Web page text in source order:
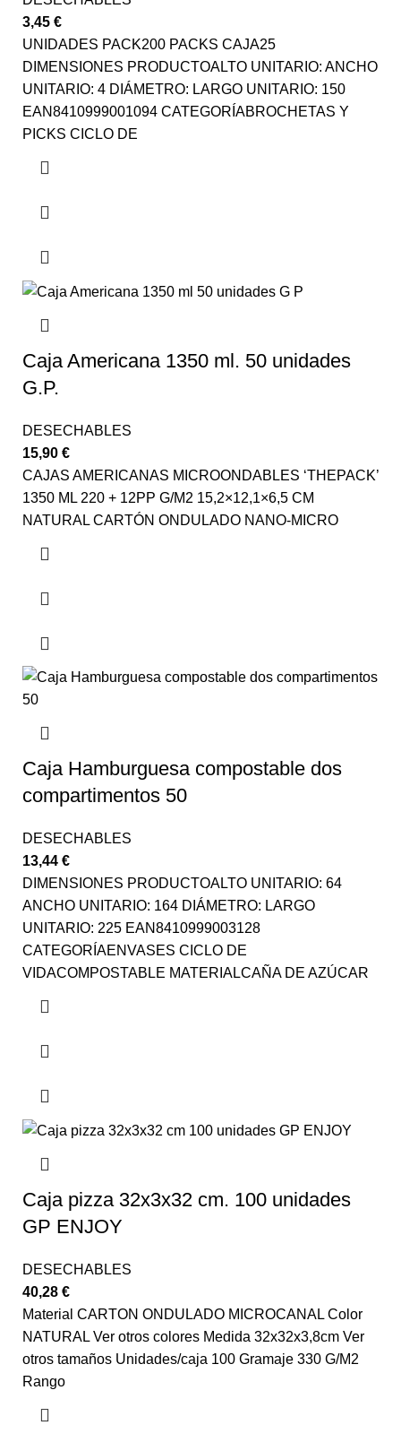
3,45 €
UNIDADES PACK200 PACKS CAJA25
DIMENSIONES PRODUCTOALTO UNITARIO: ANCHO
UNITARIO: 4 DIÁMETRO: LARGO UNITARIO: 150
EAN8410999001094 CATEGORÍABROCHETAS Y
PICKS CICLO DE
Caja Americana 1350 ml. 50 unidades
G.P.
DESECHABLES
15,90 €
CAJAS AMERICANAS MICROONDABLES ‘THEPACK’
1350 ML 220 + 12PP G/M2 15,2×12,1×6,5 CM
NATURAL CARTÓN ONDULADO NANO-MICRO
Caja Hamburguesa compostable dos
compartimentos 50
DESECHABLES
13,44 €
DIMENSIONES PRODUCTOALTO UNITARIO: 64
ANCHO UNITARIO: 164 DIÁMETRO: LARGO
UNITARIO: 225 EAN8410999003128
CATEGORÍAENVASES CICLO DE
VIDACOMPOSTABLE MATERIALCAÑA DE AZÚCAR
Caja pizza 32x3x32 cm. 100 unidades
GP ENJOY
DESECHABLES
40,28 €
Material CARTON ONDULADO MICROCANAL Color
NATURAL Ver otros colores Medida 32x32x3,8cm Ver
otros tamaños Unidades/caja 100 Gramaje 330 G/M2
Rango